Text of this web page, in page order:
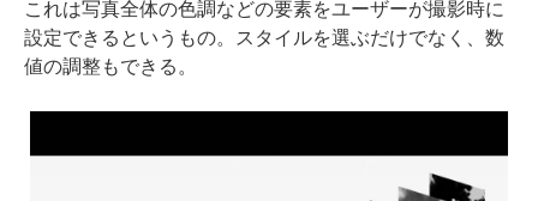
これは写真全体の色調などの要素をユーザーが撮影時に
設定できるというもの。スタイルを選ぶだけでなく、数
値の調整もできる。